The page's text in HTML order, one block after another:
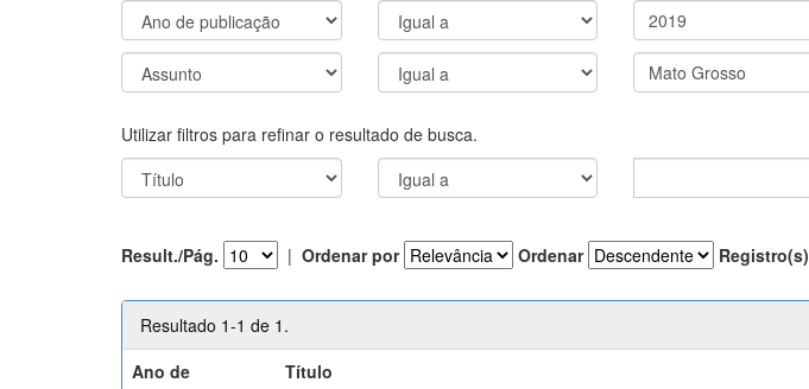
Utilizar filtros para refinar o resultado de busca.
Result./Pág. | Ordenar por Ordenar Registro(s)
Resultado 1-1 de 1.
Ano de
Título